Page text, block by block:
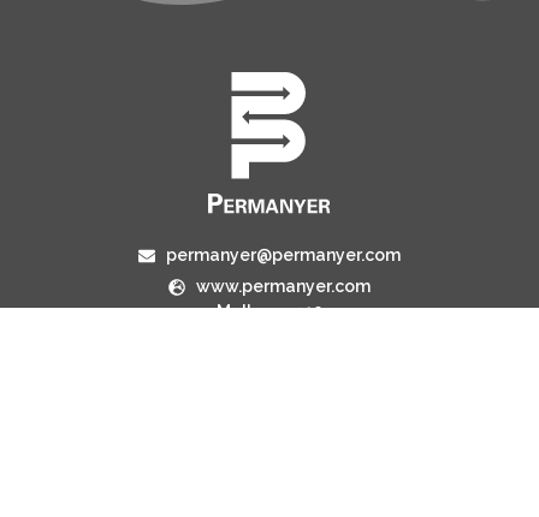
permanyer@permanyer.com
www.permanyer.com
Mallorca, 310